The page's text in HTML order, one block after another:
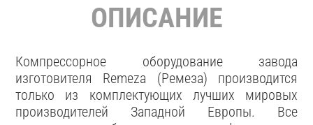
ОПИСАНИЕ
Компрессорное оборудование завода
изготовителя Remeza (Ремеза) производится
только из комплектующих лучших мировых
производителей Западной Европы. Все